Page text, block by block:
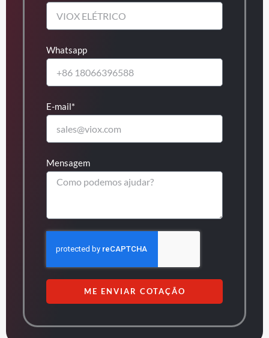
Whatsapp
E-mail*
Mensagem
ME ENVIAR COTAÇÃO